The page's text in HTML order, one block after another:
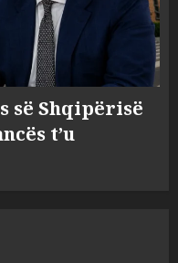
së Shqipërisë
t’u